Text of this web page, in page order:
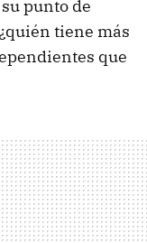
punto de
tiene más
que